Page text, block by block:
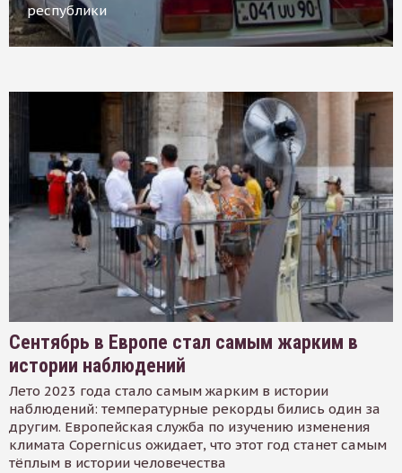
республики
Сентябрь в Европе стал самым жарким в
истории наблюдений
Лето 2023 года стало самым жарким в истории
наблюдений: температурные рекорды бились один за
другим. Европейская служба по изучению изменения
климата Copernicus ожидает, что этот год станет самым
тёплым в истории человечества